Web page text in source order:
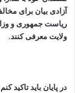
آزادی بیان برای
ریاست جمهوری و
ولایت معرفی کنند.
در پایان باید تاکید